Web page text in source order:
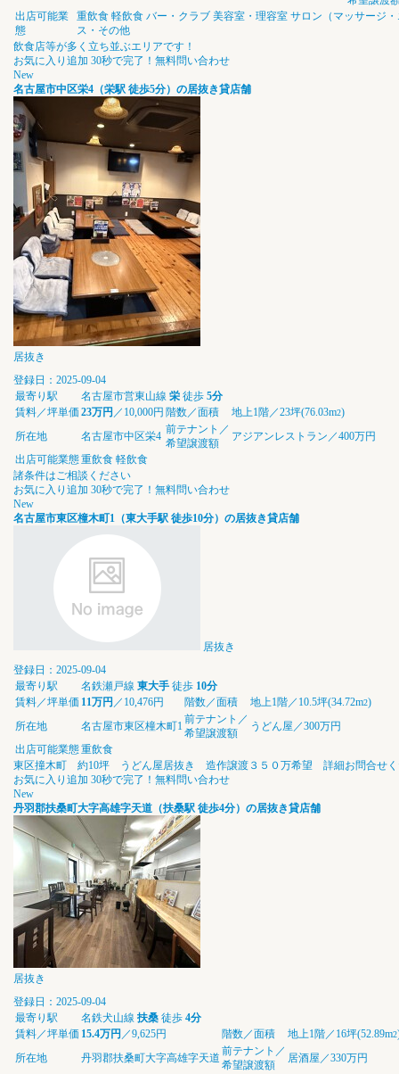
出店可能業
態
重飲食 軽飲食 バー・クラブ 美容室・理容室 サロン（マッサージ
ス・その他
飲食店等が多く立ち並ぶエリアです！
お気に入り追加 30秒で完了！無料問い合わせ
New
名古屋市中区栄4（栄駅 徒歩5分）の居抜き貸店舗
居抜き
登録日：2025-09-04
最寄り駅
名古屋市営東山線 栄 徒歩 5分
賃料／坪単価 23万円 ／10,000円 階数／面積 地上1階／23坪(76.03m2)
所在地
名古屋市中区栄4
前テナント／
希望譲渡額
アジアンレストラン／400万円
出店可能業態重飲食 軽飲食
諸条件はご相談ください
お気に入り追加 30秒で完了！無料問い合わせ
New
名古屋市東区橦木町1（東大手駅 徒歩10分）の居抜き貸店舗
居抜き
登録日：2025-09-04
最寄り駅
名鉄瀬戸線 東大手 徒歩 10分
賃料／坪単価 11万円 ／10,476円 階数／面積 地上1階／10.5坪(34.72m2)
所在地
名古屋市東区橦木町1
前テナント／
希望譲渡額
うどん屋／300万円
出店可能業態重飲食
東区撞木町 約10坪 うどん屋居抜き 造作譲渡３５０万希望 詳細お問合せく
お気に入り追加 30秒で完了！無料問い合わせ
New
丹羽郡扶桑町大字高雄字天道（扶桑駅 徒歩4分）の居抜き貸店舗
居抜き
登録日：2025-09-04
最寄り駅
名鉄犬山線 扶桑 徒歩 4分
賃料／坪単価 15.4万円 ／9,625円 階数／面積 地上1階／16坪(52.89m2
所在地
丹羽郡扶桑町大字高雄字天道
前テナント／
希望譲渡額
居酒屋／330万円